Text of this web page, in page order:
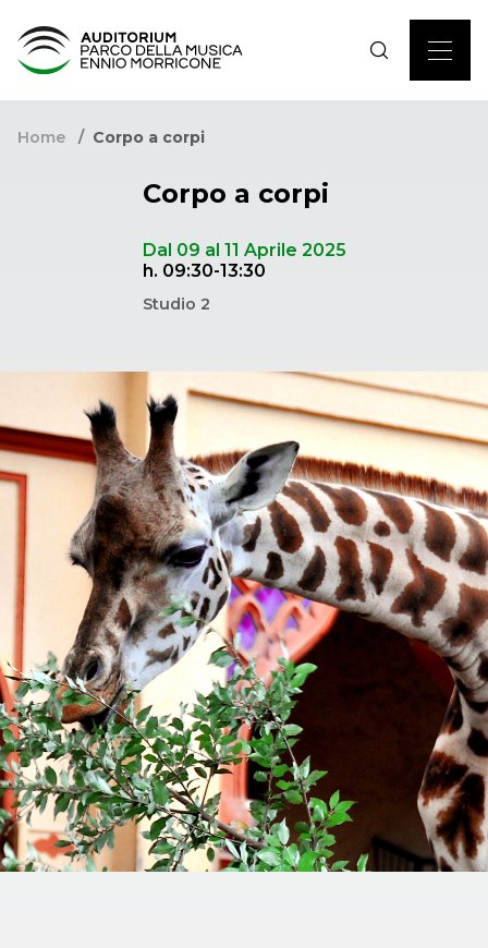
Home Corpo a corpi
Corpo a corpi
Dal 09 al 11 Aprile 2025
h. 09:30-13:30
Studio 2